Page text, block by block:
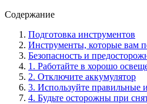
Содержание
Подготовка инструментов
Инструменты, которые вам
Безопасность и
1. Работайте в хорошо
2. Отключите аккумулятор
3. Используйте правильные
4. Будьте осторожны при